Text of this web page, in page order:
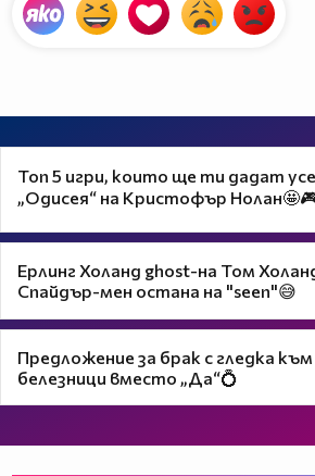
Топ 5 игри, които ще ти дадат
„Одисея“ на Кристофър
Ерлинг Холанд ghost-на Том
Спайдър-мен остана на "seen"😅
Предложение за брак с гледка
белезници вместо „Да“💍